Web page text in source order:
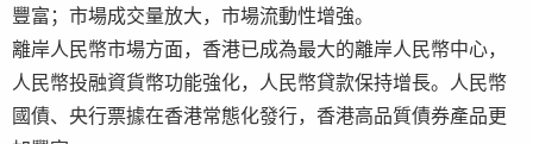
豐富；市場成交量放大，市場流動性增強。
離岸人民幣市場方面，香港已成為最大的離岸人民幣中心，
人民幣投融資貨幣功能強化，人民幣貸款保持增長。人民幣
國債、央行票據在香港常態化發行，香港高品質債券產品更